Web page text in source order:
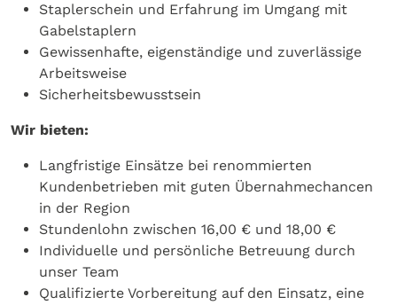
Staplerschein und Erfahrung im Umgang mit
Gabelstaplern
Gewissenhafte, eigenständige und zuverlässige
Arbeitsweise
Sicherheitsbewusstsein
Wir bieten:
Langfristige Einsätze bei renommierten
Kundenbetrieben mit guten Übernahmechancen
in der Region
Stundenlohn zwischen 16,00 € und 18,00 €
Individuelle und persönliche Betreuung durch
unser Team
Qualifizierte Vorbereitung auf den Einsatz, eine